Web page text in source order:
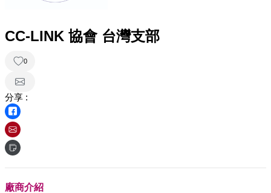
CC-LINK 協會 台灣支部
0
分享 :
廠商介紹